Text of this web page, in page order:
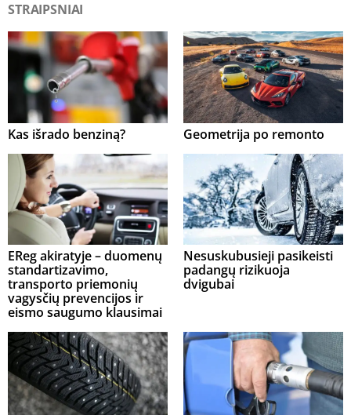
STRAIPSNIAI
Kas išrado benziną? Geometrija po remonto
EReg akiratyje – duomenų
standartizavimo,
transporto priemonių
vagysčių prevencijos ir
eismo saugumo klausimai
Nesuskubusieji pasikeisti
padangų rizikuoja
dvigubai